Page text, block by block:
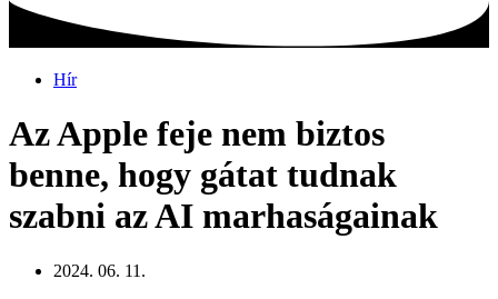
Hír
Az Apple feje nem biztos
benne, hogy gátat tudnak
szabni az AI marhaságainak
2024. 06. 11.